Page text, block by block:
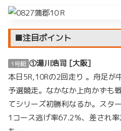
■注目ポイント
1号艇 ①湯川浩司 [大阪]
本日5R,10Rの2回走り 。舟足が
予選競走。なかなか上向かずも
てシリーズ初勝利なるか。スタ
1コース逃げ率67.2％、差され